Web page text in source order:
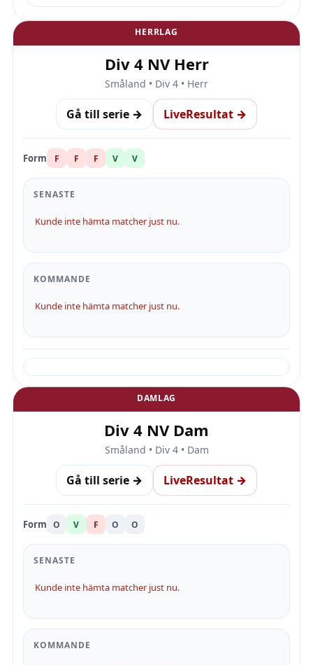
HERRLAG
Div 4 NV Herr
Småland • Div 4 • Herr
Gå till serie → LiveResultat →
Form F F F V V
SENASTE
Kunde inte hämta matcher just nu.
KOMMANDE
Kunde inte hämta matcher just nu.
DAMLAG
Div 4 NV Dam
Småland • Div 4 • Dam
Gå till serie → LiveResultat →
Form O V F O O
SENASTE
Kunde inte hämta matcher just nu.
KOMMANDE